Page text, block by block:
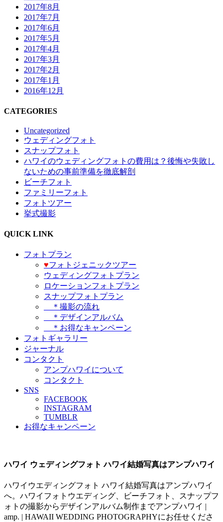
2017年8月
2017年7月
2017年6月
2017年5月
2017年4月
2017年3月
2017年2月
2017年1月
2016年12月
CATEGORIES
Uncategorized
ウェディングフォト
スナップフォト
ハワイのウェディングフォトの費用は？後悔や失敗し
ないための事前準備を徹底解剖
ビーチフォト
ファミリーフォト
フォトツアー
挙式撮影
QUICK LINK
フォトプラン
♥️フォトジェニックツアー
ウェディングフォトプラン
ロケーションフォトプラン
スナップフォトプラン
＊撮影の流れ
＊デザインアルバム
＊お得なキャンペーン
フォトギャラリー
ジャーナル
コンタクト
アンプハワイについて
コンタクト
SNS
FACEBOOK
INSTAGRAM
TUMBLR
お得なキャンペーン
ハワイ ウェディングフォト ハワイ結婚写真はアンプハワイ
ハワイウエディングフォト ハワイ結婚写真はアンプハワイ
へ。ハワイフォトウエディング、ビーチフォト、スナップフ
ォトの撮影からデザインアルバム制作までアンプハワイ |
amp. | HAWAII WEDDING PHOTOGRAPHYにお任せくださ